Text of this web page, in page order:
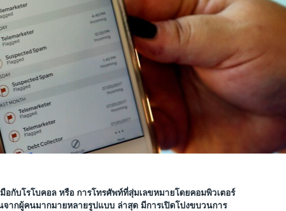
อกับโรโบคอล หรือ การโทรศัพท์ที่สุ่มเลขหมายโดยคอมพิวเตอร์
นจากผู้คนมากมายหลายรูปแบบ ล่าสุด มีการเปิดโปงขบวนการ